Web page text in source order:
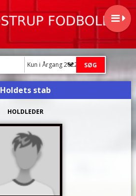
Kun i Årgang 2022/2023 (U5)
Holdets stab
HOLDLEDER